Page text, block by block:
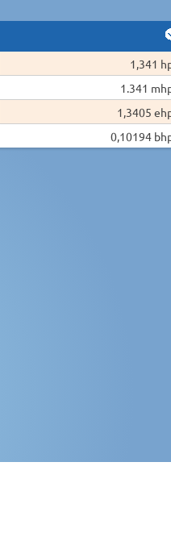
1,341
1.341
1,3405
0,10194